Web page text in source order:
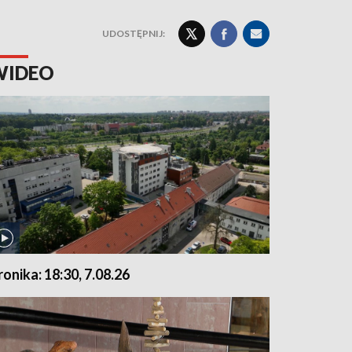
UDOSTĘPNIJ:
18:30, 7.08.26